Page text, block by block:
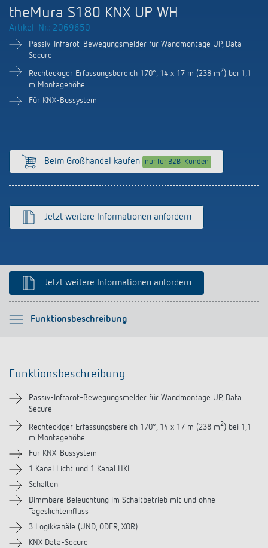
Apps
Referenzen
HEMS
Konformitätserklärungen
Nachhaltigkeit
Engagement
Design
Historie
Vertrieb Deutschland
Vertrieb Weltweit
Ansprechpartner OEM
LUXORliving
theMura S180 KNX UP WH
Artikel-Nr.: 2069650
Passiv-Infrarot-Bewegungsmelder für Wandmontage UP, Data
Secure
Rechteckiger Erfassungsbereich 170°, 14 x 17 m (238 m2) bei 1,1
m Montagehöhe
Für KNX-Bussystem
Beim Großhandel kaufen nur für B2B-Kunden
Jetzt weitere Informationen anfordern
Jetzt weitere Informationen anfordern
Funktionsbeschreibung
Bitte auswählen
Technische Informationen
Downloads
Zubehör
Funktionsbeschreibung
Passiv-Infrarot-Bewegungsmelder für Wandmontage UP, Data
Secure
Rechteckiger Erfassungsbereich 170°, 14 x 17 m (238 m2) bei 1,1
m Montagehöhe
Für KNX-Bussystem
1 Kanal Licht und 1 Kanal HKL
Schalten
Dimmbare Beleuchtung im Schaltbetrieb mit und ohne
Tageslichteinfluss
3 Logikkanäle (UND, ODER, XOR)
KNX Data-Secure